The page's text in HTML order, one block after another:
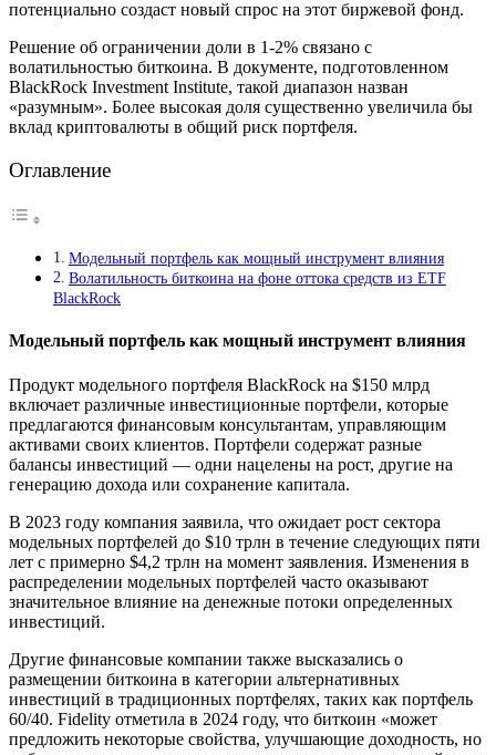
потенциально создаст новый спрос на этот биржевой фонд.
Решение об ограничении доли в 1-2% связано с
волатильностью биткоина. В документе, подготовленном
BlackRock Investment Institute, такой диапазон назван
«разумным». Более высокая доля существенно увеличила бы
вклад криптовалюты в общий риск портфеля.
Оглавление
Модельный портфель как мощный инструмент влияния
Волатильность биткоина на фоне оттока средств из ETF
BlackRock
Модельный портфель как мощный инструмент влияния
Продукт модельного портфеля BlackRock на $150 млрд
включает различные инвестиционные портфели, которые
предлагаются финансовым консультантам, управляющим
активами своих клиентов. Портфели содержат разные
балансы инвестиций — одни нацелены на рост, другие на
генерацию дохода или сохранение капитала.
В 2023 году компания заявила, что ожидает рост сектора
модельных портфелей до $10 трлн в течение следующих пяти
лет с примерно $4,2 трлн на момент заявления. Изменения в
распределении модельных портфелей часто оказывают
значительное влияние на денежные потоки определенных
инвестиций.
Другие финансовые компании также высказались о
размещении биткоина в категории альтернативных
инвестиций в традиционных портфелях, таких как портфель
60/40. Fidelity отметила в 2024 году, что биткоин «может
предложить некоторые свойства, улучшающие доходность, но